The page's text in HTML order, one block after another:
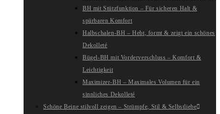
BH mit Stützfunktion – Für sicheren Halt &
spürbaren Komfort
Halbschalen-BH – Hebt, formt & zeigt ein schönes
Dekolleté
Bügel-BH mit Vorderverschluss – Komfort &
Leichtigkeit
Maximizer-BH – Maximales Volumen für ein
sinnliches Dekolleté
Schöne Beine stilvoll zeigen – Strümpfe, Stil & Selbstliebe